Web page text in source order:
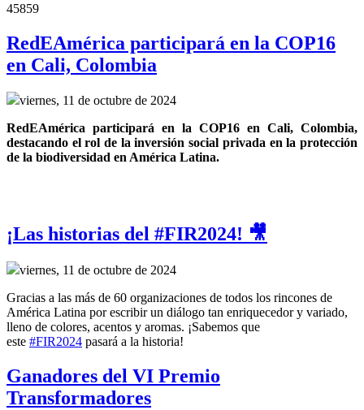
45859
RedEAmérica participará en la COP16
en Cali, Colombia
viernes, 11 de octubre de 2024
RedEAmérica participará en la COP16 en Cali, Colombia,
destacando el rol de la inversión social privada en la protección
de la biodiversidad en América Latina.
¡Las historias del #FIR2024! 🎥
viernes, 11 de octubre de 2024
Gracias a las más de 60 organizaciones de todos los rincones de
América Latina por escribir un diálogo tan enriquecedor y variado,
lleno de colores, acentos y aromas. ¡Sabemos que
este #FIR2024 pasará a la historia!
Ganadores del VI Premio
Transformadores